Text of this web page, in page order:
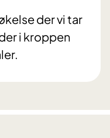
der vi tar
i kroppen